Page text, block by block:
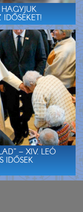
– XIV. LEÓ
IDŐSEK